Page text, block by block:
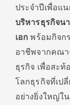
ประจำปีเพื่อแ
บริหารธุรกิจน
เอก พร้อมกิจก
อาชีพจากคณา
ธุรกิจ เพื่อสะ
โลกธุรกิจที่เป
อย่างยิ่งใหญ่ใ